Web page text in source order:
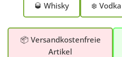
🥃 Whisky ❄️ Vodka
📦 Versandkostenfreie
Artikel